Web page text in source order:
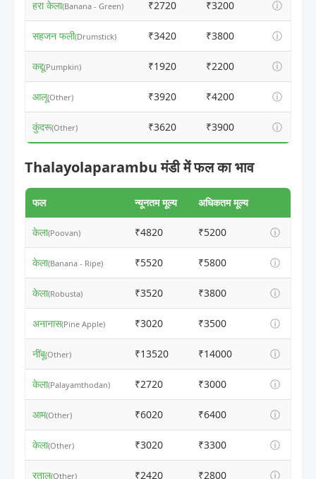
हरा केला(Banana - Green) ₹2720 ₹3200 ⓘ
सहजन फली(Drumstick) ₹3420 ₹3800 ⓘ
कद्दू(Pumpkin) ₹1920 ₹2200 ⓘ
आलू(Other) ₹3920 ₹4200 ⓘ
कुंदरू(Other) ₹3620 ₹3900 ⓘ
Thalayolaparambu मंडी में फल का भाव
फल न्यूनतम मूल्य अधिकतम मूल्य
केला(Poovan) ₹4820 ₹5200 ⓘ
केला(Banana - Ripe) ₹5520 ₹5800 ⓘ
केला(Robusta) ₹3520 ₹3800 ⓘ
अनानास(Pine Apple) ₹3020 ₹3500 ⓘ
नींबू(Other) ₹13520 ₹14000 ⓘ
केला(Palayamthodan) ₹2720 ₹3000 ⓘ
आम(Other) ₹6020 ₹6400 ⓘ
केला(Other) ₹3020 ₹3300 ⓘ
रतालू(Other) ₹2420 ₹2800 ⓘ